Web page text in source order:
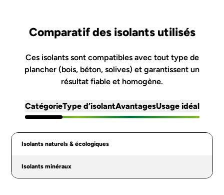
Comparatif des isolants utilisés
Ces isolants sont compatibles avec tout type de
plancher (bois, béton, solives) et garantissent un
résultat fiable et homogène.
CatégorieType d’isolantAvantagesUsage idéal
Isolants naturels & écologiques
Isolants minéraux